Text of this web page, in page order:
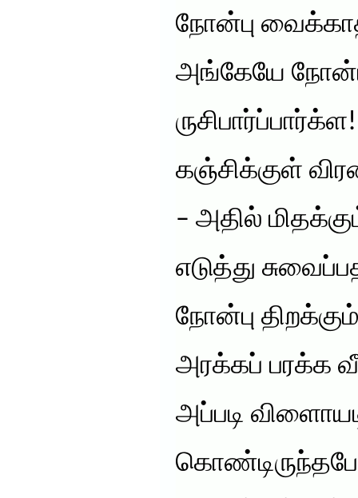
நோன்பு
அங்கேயே
கஞ்சிக்குள்
– அதில்
எடுத்து
நோன்பு
அரக்கப் பரக்க
அப்படி